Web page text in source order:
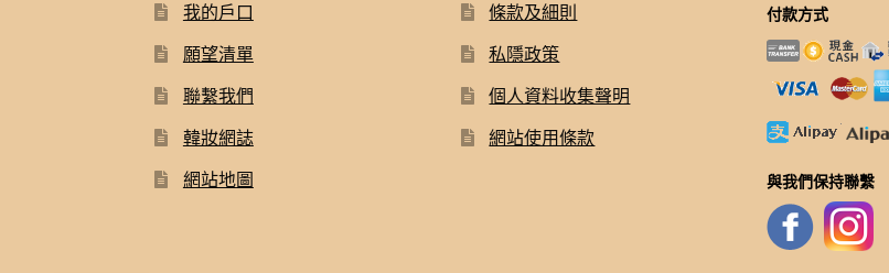
我的戶口
願望清單
聯繫我們
韓妝網誌
網站地圖
條款及細則
私隱政策
個人資料收集聲明
網站使用條款
付款方式
與我們保持聯繫